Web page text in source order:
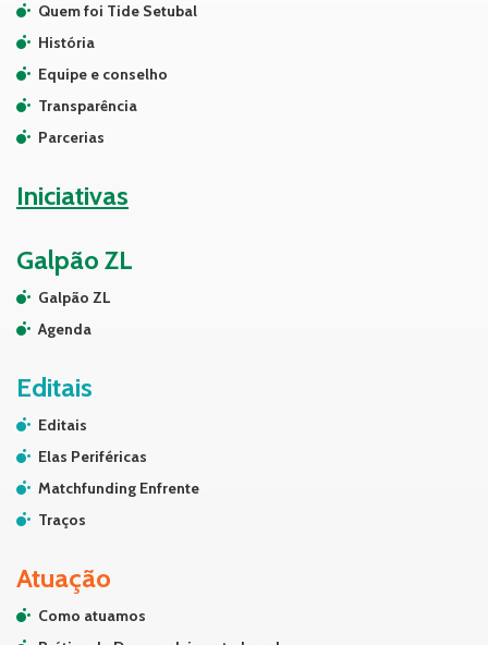
Quem foi Tide Setubal
História
Equipe e conselho
Transparência
Parcerias
Iniciativas
Galpão ZL
Galpão ZL
Agenda
Editais
Editais
Elas Periféricas
Matchfunding Enfrente
Traços
Atuação
Como atuamos